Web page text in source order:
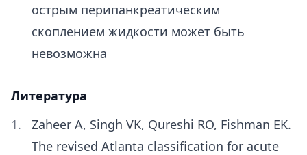
острым перипанкреатическим
скоплением жидкости может быть
невозможна
Литература
Zaheer A, Singh VK, Qureshi RO, Fishman EK.
The revised Atlanta classification for acute